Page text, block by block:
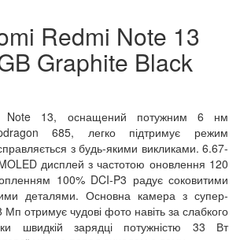
Redmi Note 13
Graphite Black
Note 13, оснащений потужним 6 нм
685, легко підтримує режим
з будь-якими викликами. 6.67-
дисплей з частотою оновлення 120
100% DCI-P3 радує соковитими
деталями. Основна камера з супер-
отримує чудові фото навіть за слабкого
швидкій зарядці потужністю 33 Вт